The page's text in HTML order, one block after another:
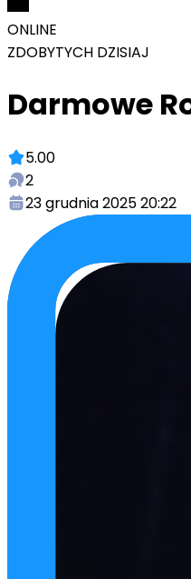
ONLINE
ZDOBYTYCH DZISIAJ
Darmowe
5.00
2
23 grudnia 2025 20:22